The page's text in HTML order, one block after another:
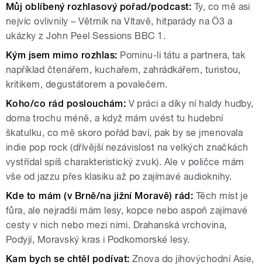
Můj oblíbený rozhlasový pořad/podcast: Ty, co mě asi
nejvíc ovlivnily – Větrník na Vltavě, hitparády na Ӧ3 a
ukázky z John Peel Sessions BBC 1.
Kým jsem mimo rozhlas: Pominu-li tátu a partnera, tak
například čtenářem, kuchařem, zahrádkářem, turistou,
kritikem, degustátorem a povalečem.
Koho/co rád poslouchám: V práci a díky ní haldy hudby,
doma trochu méně, a když mám uvést tu hudební
škatulku, co mě skoro pořád baví, pak by se jmenovala
indie pop rock (dřívější nezávislost na velkých značkách
vystřídal spíš charakteristický zvuk). Ale v poličce mám
vše od jazzu přes klasiku až po zajímavé audioknihy.
Kde to mám (v Brně/na jižní Moravě) rád: Těch míst je
fůra, ale nejradši mám lesy, kopce nebo aspoň zajímavé
cesty v nich nebo mezi nimi. Drahanská vrchovina,
Podyjí, Moravský kras i Podkomorské lesy.
Kam bych se chtěl podívat: Znova do jihovýchodní Asie,